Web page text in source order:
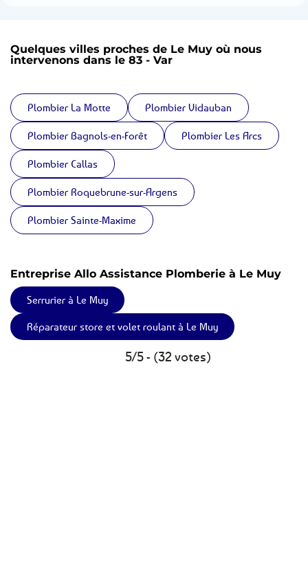
Quelques villes proches de Le Muy où nous
intervenons dans le 83 - Var
Plombier La Motte Plombier Vidauban
Plombier Bagnols-en-Forêt Plombier Les Arcs
Plombier Callas
Plombier Roquebrune-sur-Argens
Plombier Sainte-Maxime
Entreprise Allo Assistance Plomberie à Le Muy
Serrurier à Le Muy
Réparateur store et volet roulant à Le Muy
5/5 - (32 votes)